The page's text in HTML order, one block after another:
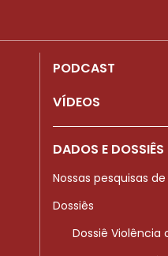
PODCAST
VÍDEOS
DADOS E DOSSIÊS
Nossas pesquisas
Dossiês
Dossiê Violência